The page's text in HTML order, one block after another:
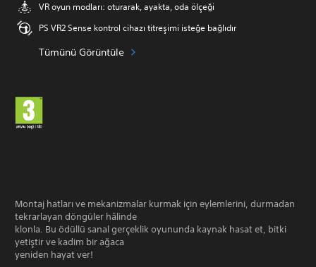
VR oyun modları: oturarak, ayakta, oda ölçeği
PS VR2 Sense kontrol cihazı titreşimi isteğe bağlıdır
Tümünü Görüntüle
Montaj hatları ve mekanizmalar kurmak için eylemlerini, durmadan
tekrarlayan döngüler hâlinde
klonla. Bu ödüllü sanal gerçeklik oyununda kaynak hasat et, bitki
yetiştir ve kadim bir ağaca
yeniden hayat ver!